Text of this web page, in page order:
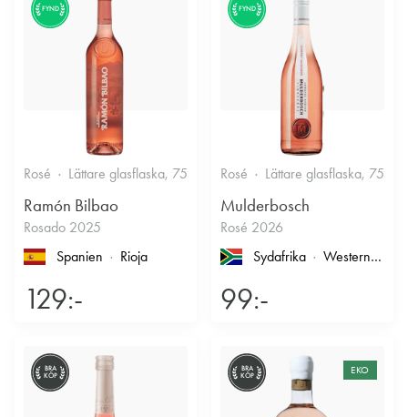
FYND
Rosé Lättare glasflaska, 750ml 12.5% Fruktigt & Smakrikt
Ramón Bilbao
Rosado 2025
Spanien
Rioja
129:-
FYND
Rosé Lättare glasflaska, 750ml
Mulderbosch
Rosé 2026
Sydafrika
Western Cape
99:-
BRA
KÖP
BRA
KÖP
EKO